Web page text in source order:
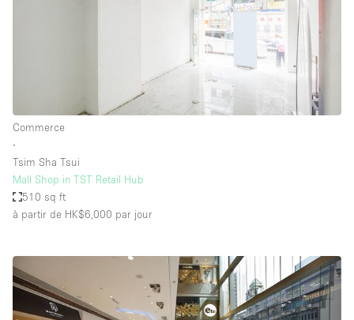
Commerce
∙
Tsim Sha Tsui
Mall Shop in TST Retail Hub
510 sq ft
à partir de HK$6,000 par jour